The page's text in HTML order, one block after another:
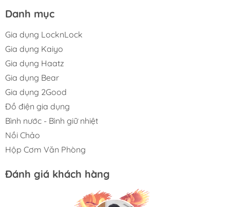
Danh mục
Gia dụng LocknLock
Gia dụng Kaiyo
Gia dụng Haatz
Gia dụng Bear
Gia dụng 2Good
Đồ điện gia dụng
Bình nước - Bình giữ nhiệt
Nồi Chảo
Hộp Cơm Văn Phòng
Đánh giá khách hàng